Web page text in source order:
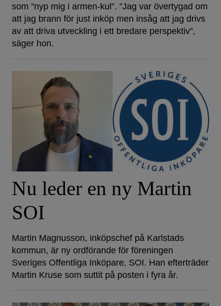
som ”nyp mig i armen-kul”. ”Jag var övertygad om
att jag brann för just inköp men insåg att jag drivs
av att driva utveckling i ett bredare perspektiv”,
säger hon.
Nu leder en ny Martin
SOI
Martin Magnusson, inköpschef på Karlstads
kommun, är ny ordförande för föreningen
Sveriges Offentliga Inköpare, SOI. Han efterträder
Martin Kruse som suttit på posten i fyra år.